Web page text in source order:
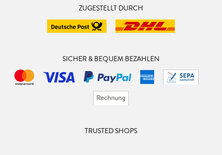
ZUGESTELLT DURCH
SICHER & BEQUEM BEZAHLEN
TRUSTED SHOPS